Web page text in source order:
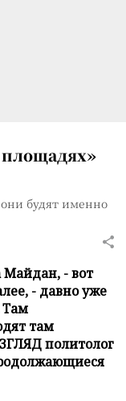
будят именно
- вот
- давно уже
Там
там
политолог